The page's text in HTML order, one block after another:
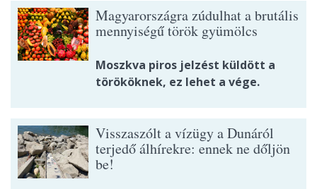
Magyarországra zúdulhat a brutális
mennyiségű török gyümölcs
Moszkva piros jelzést küldött a
törököknek, ez lehet a vége.
Visszaszólt a vízügy a Dunáról
terjedő álhírekre: ennek ne dőljön
be!